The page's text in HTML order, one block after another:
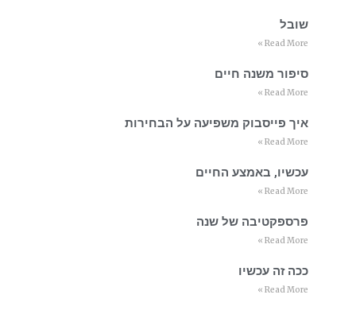
שובל
Read More »
סיפור משנה חיים
Read More »
איך פייסבוק משפיעה על הבחירות
Read More »
עכשיו, באמצע החיים
Read More »
פרספקטיבה של שנה
Read More »
ככה זה עכשיו
Read More »